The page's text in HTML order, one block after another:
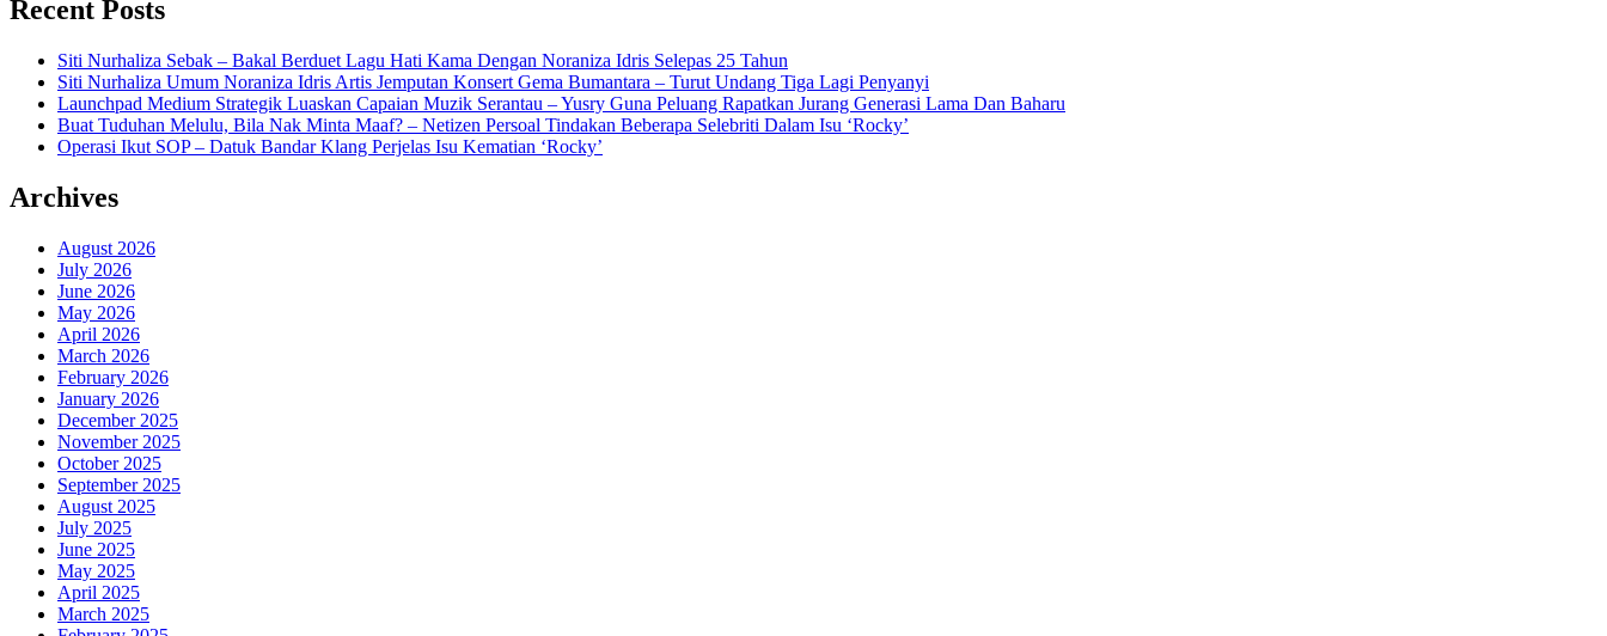
Recent Posts
Siti Nurhaliza Sebak – Bakal Berduet Lagu Hati Kama Dengan Noraniza Idris Selepas 25 Tahun
Siti Nurhaliza Umum Noraniza Idris Artis Jemputan Konsert Gema Bumantara – Turut Undang Tiga Lagi Penyanyi
Launchpad Medium Strategik Luaskan Capaian Muzik Serantau – Yusry Guna Peluang Rapatkan Jurang Generasi Lama Dan Baharu
Buat Tuduhan Melulu, Bila Nak Minta Maaf? – Netizen Persoal Tindakan Beberapa Selebriti Dalam Isu ‘Rocky’
Operasi Ikut SOP – Datuk Bandar Klang Perjelas Isu Kematian ‘Rocky’
Archives
August 2026
July 2026
June 2026
May 2026
April 2026
March 2026
February 2026
January 2026
December 2025
November 2025
October 2025
September 2025
August 2025
July 2025
June 2025
May 2025
April 2025
March 2025